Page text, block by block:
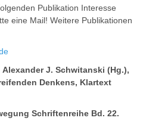
Publikation Interesse
eine Mail! Weitere Publikationen
Alexander J. Schwitanski (Hg.),
Denkens, Klartext
Schriftenreihe Bd. 22.